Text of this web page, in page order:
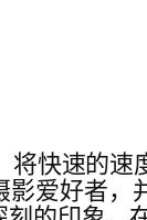
快速的
爱好者